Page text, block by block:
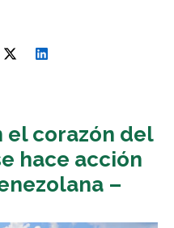
el corazón del
hace acción
–